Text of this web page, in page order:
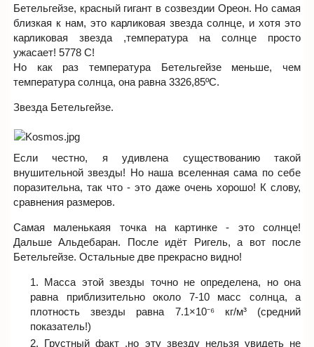
Бетельгейзе, красный гигант в созвездии Ореон. Но самая
близкая к нам, это карликовая звезда солнце, и хотя это
карликовая звезда ,температура на солнце просто
ужасает! 5778 C!
Но как раз температура Бетельгейзе меньше, чем
температура солнца, она равна 3326,85ºС.
Звезда Бетельгейзе.
Если честно, я удивлена существованию такой
внушительной звезды! Но наша вселенная сама по себе
поразительна, так что - это даже очень хорошо! К слову,
сравнения размеров.
Самая маленькаяя точка на картинке - это солнце!
Дальше Альдебаран. После идёт Ригель, а вот после
Бетельгейзе. Остальные две прекрасно видно!
Масса этой звезды точно не определена, но она
равна приблизительно около 7-10 масс солнца, а
плотность звезды равна 7.1×10⁻⁶ кг/м³ (средний
показатель!)
Грустный факт ,но эту звезду нельзя увидеть не